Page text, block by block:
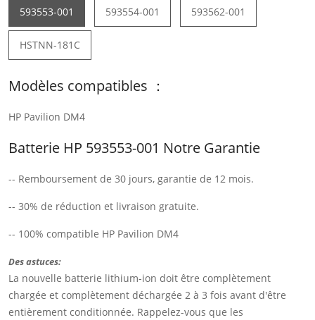
593553-001 593554-001 593562-001
HSTNN-181C
Modèles compatibles ：
HP Pavilion DM4
Batterie HP 593553-001 Notre Garantie
-- Remboursement de 30 jours, garantie de 12 mois.
-- 30% de réduction et livraison gratuite.
-- 100% compatible HP Pavilion DM4
Des astuces:
La nouvelle batterie lithium-ion doit être complètement
chargée et complètement déchargée 2 à 3 fois avant d'être
entièrement conditionnée. Rappelez-vous que les